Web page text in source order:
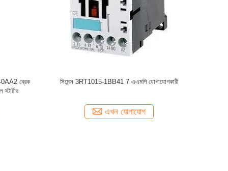
ব্রেক
সিমেন্স 3RT1015-1BB41 7 এএমপি যোগাযোগকারী
এখন যোগাযোগ